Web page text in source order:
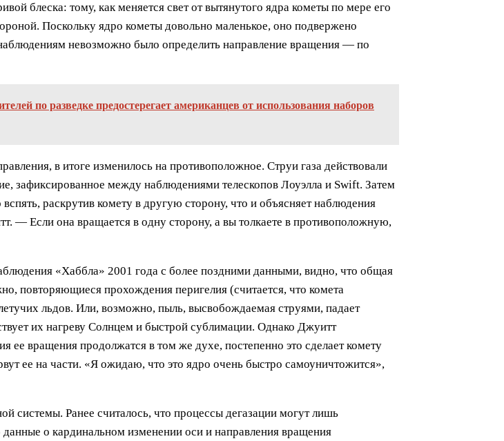
блеска: тому, как меняется свет от вытянутого ядра кометы по мере его
Поскольку ядро кометы довольно маленькое, оно подвержено
невозможно было определить направление вращения — по
по разведке предостерегает американцев от использования наборов
в итоге изменилось на противоположное. Струи газа действовали
зафиксированное между наблюдениями телескопов Лоуэлла и Swift. Затем
раскрутив комету в другую сторону, что и объясняет наблюдения
— Если она вращается в одну сторону, а вы толкаете в противоположную,
«Хаббла» 2001 года с более поздними данными, видно, что общая
повторяющиеся прохождения перигелия (считается, что комета
льдов. Или, возможно, пыль, высвобождаемая струями, падает
их нагреву Солнцем и быстрой сублимации. Однако Джуитт
ее вращения продолжатся в том же духе, постепенно это сделает комету
ее на части. «Я ожидаю, что это ядро очень быстро самоуничтожится»,
системы. Ранее считалось, что процессы дегазации могут лишь
о кардинальном изменении оси и направления вращения